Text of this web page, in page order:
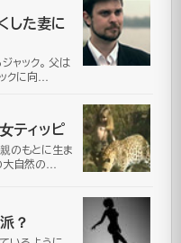
した妻に
ャック。 父は
クに向…
ティッピ
のもとに生ま
大自然の…
？